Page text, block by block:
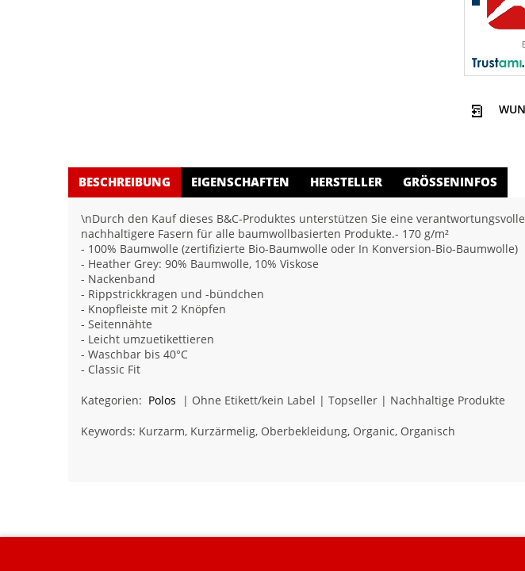
BESCHREIBUNG EIGENSCHAFTEN HERSTELLER GRÖSSENINFOS
\nDurch den Kauf dieses B&C-Produktes unterstützen Sie eine
nachhaltigere Fasern für alle baumwollbasierten Produkte.- 170 g/m²
- 100% Baumwolle (zertifizierte Bio-Baumwolle oder In Konversion-Bio-Baumwolle)
- Heather Grey: 90% Baumwolle, 10% Viskose
- Nackenband
- Rippstrickkragen und -bündchen
- Knopfleiste mit 2 Knöpfen
- Seitennähte
- Leicht umzuetikettieren
- Waschbar bis 40°C
- Classic Fit
Kategorien: Polos | Ohne Etikett/kein Label | Topseller | Nachhaltige Produkte
Keywords: Kurzarm, Kurzärmelig, Oberbekleidung, Organic, Organisch